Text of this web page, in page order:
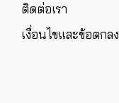
ติดต่อเรา
เงื่อนไขและข้อตกลง